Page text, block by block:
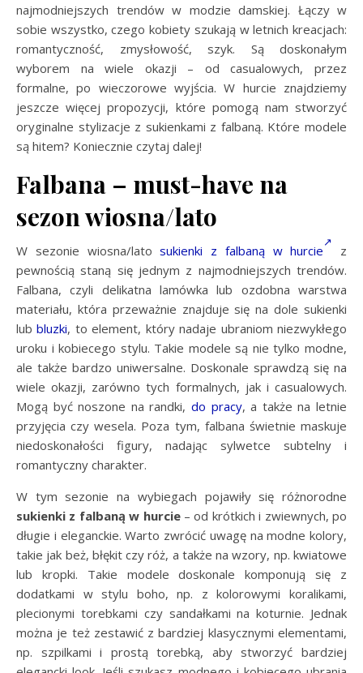
najmodniejszych trendów w modzie damskiej. Łączy w
sobie wszystko, czego kobiety szukają w letnich kreacjach:
romantyczność, zmysłowość, szyk. Są doskonałym
wyborem na wiele okazji – od casualowych, przez
formalne, po wieczorowe wyjścia. W hurcie znajdziemy
jeszcze więcej propozycji, które pomogą nam stworzyć
oryginalne stylizacje z sukienkami z falbaną. Które modele
są hitem? Koniecznie czytaj dalej!
Falbana – must-have na
sezon wiosna/lato
W sezonie wiosna/latosukienki z falbaną w hurcie
z
pewnością staną się jednym z najmodniejszych trendów.
Falbana, czyli delikatna lamówka lub ozdobna warstwa
materiału, która przeważnie znajduje się na dole sukienki
lubbluzki, to element, który nadaje ubraniom niezwykłego
uroku i kobiecego stylu. Takie modele są nie tylko modne,
ale także bardzo uniwersalne. Doskonale sprawdzą się na
wiele okazji, zarówno tych formalnych, jak i casualowych.
Mogą być noszone na randki, do pracy, a także na letnie
przyjęcia czy wesela. Poza tym, falbana świetnie maskuje
niedoskonałości figury, nadając sylwetce subtelny i
romantyczny charakter.
W tym sezonie na wybiegach pojawiły się różnorodne
sukienki z falbaną w hurcie– od krótkich i zwiewnych, po
długie i eleganckie. Warto zwrócić uwagę na modne kolory,
takie jak beż, błękit czy róż, a także na wzory, np. kwiatowe
lub kropki. Takie modele doskonale komponują się z
dodatkami w stylu boho, np. z kolorowymi koralikami,
plecionymi torebkami czy sandałkami na koturnie. Jednak
można je też zestawić z bardziej klasycznymi elementami,
np. szpilkami i prostą torebką, aby stworzyć bardziej